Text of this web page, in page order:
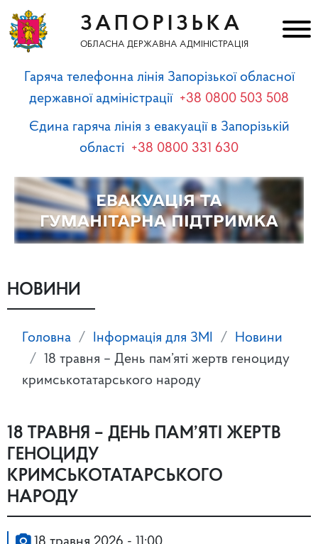
ЗАПОРІЗЬКА
ОБЛАСНА ДЕРЖАВНА АДМІНІСТРАЦІЯ
Гаряча телефонна лінія Запорізької обласної
державної адміністрації +38 0800 503 508
Єдина гаряча лінія з евакуації в Запорізькій
області +38 0800 331 630
НОВИНИ
Головна Інформація для ЗМІ
Новини
18 травня – День пам’яті жертв геноциду
кримськотатарського народу
18 ТРАВНЯ – ДЕНЬ ПАМ’ЯТІ ЖЕРТВ
ГЕНОЦИДУ
КРИМСЬКОТАТАРСЬКОГО
НАРОДУ